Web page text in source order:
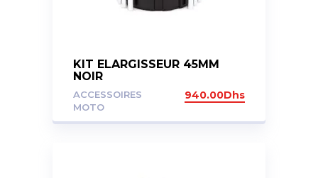
KIT ELARGISSEUR 45MM
NOIR
ACCESSOIRES
MOTO
940.00Dhs